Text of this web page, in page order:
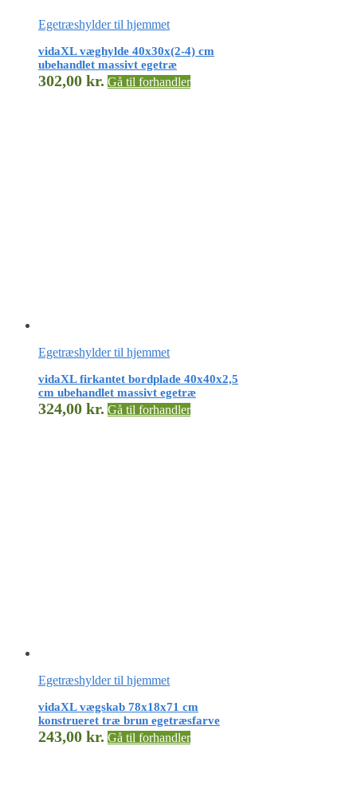
Egetræshylder til hjemmet
vidaXL væghylde 40x30x(2-4) cm
ubehandlet massivt egetræ
302,00 kr. Gå til forhandler
Egetræshylder til hjemmet
vidaXL firkantet bordplade 40x40x2,5
cm ubehandlet massivt egetræ
324,00 kr. Gå til forhandler
Egetræshylder til hjemmet
vidaXL vægskab 78x18x71 cm
konstrueret træ brun egetræsfarve
243,00 kr. Gå til forhandler